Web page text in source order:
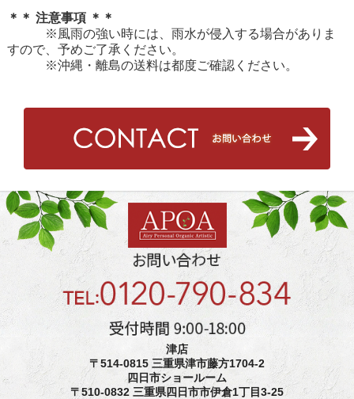
＊＊ 注意事項 ＊＊
※ 風雨の強い時には、雨水が侵入する場合がありま
すので、予めご了承ください。
※沖縄・離島の送料は都度ご確認ください。
津店
〒514-0815 三重県津市藤方1704-2
四日市ショールーム
〒510-0832 三重県四日市市伊倉1丁目3-25